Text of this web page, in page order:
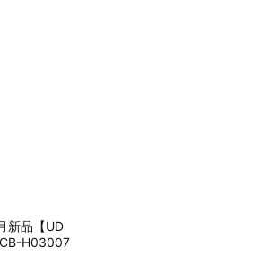
新品【UD
H03007